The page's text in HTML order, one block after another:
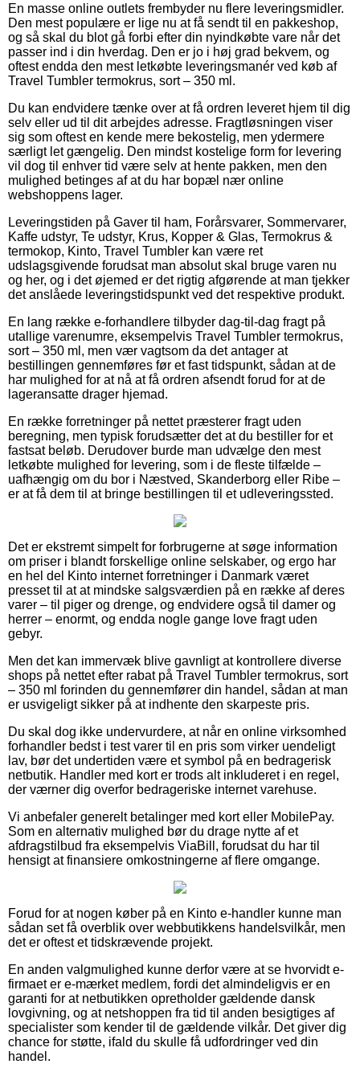
En masse online outlets frembyder nu flere leveringsmidler.
Den mest populære er lige nu at få sendt til en pakkeshop,
og så skal du blot gå forbi efter din nyindkøbte vare når det
passer ind i din hverdag. Den er jo i høj grad bekvem, og
oftest endda den mest letkøbte leveringsmanér ved køb af
Travel Tumbler termokrus, sort – 350 ml.
Du kan endvidere tænke over at få ordren leveret hjem til dig
selv eller ud til dit arbejdes adresse. Fragtløsningen viser
sig som oftest en kende mere bekostelig, men ydermere
særligt let gængelig. Den mindst kostelige form for levering
vil dog til enhver tid være selv at hente pakken, men den
mulighed betinges af at du har bopæl nær online
webshoppens lager.
Leveringstiden på Gaver til ham, Forårsvarer, Sommervarer,
Kaffe udstyr, Te udstyr, Krus, Kopper & Glas, Termokrus &
termokop, Kinto, Travel Tumbler kan være ret
udslagsgivende forudsat man absolut skal bruge varen nu
og her, og i det øjemed er det rigtig afgørende at man tjekker
det anslåede leveringstidspunkt ved det respektive produkt.
En lang række e-forhandlere tilbyder dag-til-dag fragt på
utallige varenumre, eksempelvis Travel Tumbler termokrus,
sort – 350 ml, men vær vagtsom da det antager at
bestillingen gennemføres før et fast tidspunkt, sådan at de
har mulighed for at nå at få ordren afsendt forud for at de
lageransatte drager hjemad.
En række forretninger på nettet præsterer fragt uden
beregning, men typisk forudsætter det at du bestiller for et
fastsat beløb. Derudover burde man udvælge den mest
letkøbte mulighed for levering, som i de fleste tilfælde –
uafhængig om du bor i Næstved, Skanderborg eller Ribe –
er at få dem til at bringe bestillingen til et udleveringssted.
Det er ekstremt simpelt for forbrugerne at søge information
om priser i blandt forskellige online selskaber, og ergo har
en hel del Kinto internet forretninger i Danmark været
presset til at at mindske salgsværdien på en række af deres
varer – til piger og drenge, og endvidere også til damer og
herrer – enormt, og endda nogle gange love fragt uden
gebyr.
Men det kan immervæk blive gavnligt at kontrollere diverse
shops på nettet efter rabat på Travel Tumbler termokrus, sort
– 350 ml forinden du gennemfører din handel, sådan at man
er usvigeligt sikker på at indhente den skarpeste pris.
Du skal dog ikke undervurdere, at når en online virksomhed
forhandler bedst i test varer til en pris som virker uendeligt
lav, bør det undertiden være et symbol på en bedragerisk
netbutik. Handler med kort er trods alt inkluderet i en regel,
der værner dig overfor bedrageriske internet varehuse.
Vi anbefaler generelt betalinger med kort eller MobilePay.
Som en alternativ mulighed bør du drage nytte af et
afdragstilbud fra eksempelvis ViaBill, forudsat du har til
hensigt at finansiere omkostningerne af flere omgange.
Forud for at nogen køber på en Kinto e-handler kunne man
sådan set få overblik over webbutikkens handelsvilkår, men
det er oftest et tidskrævende projekt.
En anden valgmulighed kunne derfor være at se hvorvidt e-
firmaet er e-mærket medlem, fordi det almindeligvis er en
garanti for at netbutikken opretholder gældende dansk
lovgivning, og at netshoppen fra tid til anden besigtiges af
specialister som kender til de gældende vilkår. Det giver dig
chance for støtte, ifald du skulle få udfordringer ved din
handel.